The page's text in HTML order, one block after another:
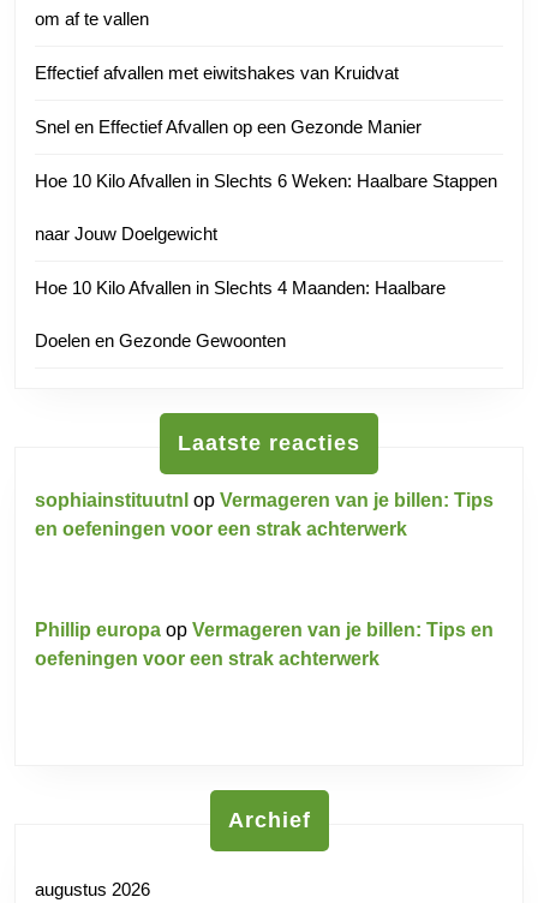
om af te vallen
Effectief afvallen met eiwitshakes van Kruidvat
Snel en Effectief Afvallen op een Gezonde Manier
Hoe 10 Kilo Afvallen in Slechts 6 Weken: Haalbare Stappen
naar Jouw Doelgewicht
Hoe 10 Kilo Afvallen in Slechts 4 Maanden: Haalbare
Doelen en Gezonde Gewoonten
Laatste reacties
sophiainstituutnl op Vermageren van je billen: Tips
en oefeningen voor een strak achterwerk
Phillip europa op Vermageren van je billen: Tips en
oefeningen voor een strak achterwerk
Archief
augustus 2026